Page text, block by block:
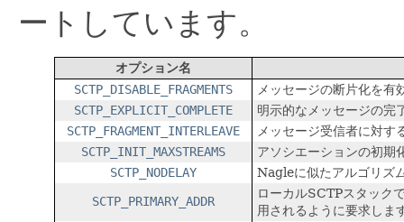
ートしています。
オプション名
SCTP_DISABLE_FRAGMENTS
メッセージの断片化を有
SCTP_EXPLICIT_COMPLETE
明示的なメッセージの完
SCTP_FRAGMENT_INTERLEAVE
メッセージ受信者に対す
SCTP_INIT_MAXSTREAMS
アソシエーションの初期
SCTP_NODELAY
Nagleに似たアルゴリズ
SCTP_PRIMARY_ADDR
ローカルSCTPスタック
用されるように要求しま